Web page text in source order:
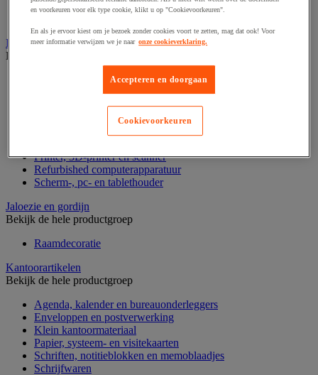
Geldkist
IT en multimedia
Bekijk de hele productgroep
Accessoires voor pc, laptop en tablet
Computeraansluiting
Printer, 3D-printer en scanner
Refurbished computerapparatuur
Scherm-, pc- en tablethouder
Jaloezie en gordijn
Bekijk de hele productgroep
Raamdecoratie
Kantoorartikelen
Bekijk de hele productgroep
Agenda, kalender en bureauonderleggers
Enveloppen en postverwerking
Klein kantoormateriaal
Papier, systeem- en visitekaarten
Schriften, notitieblokken en memoblaadjes
Schrijfwaren
en voorkeuren voor elk type cookie, klikt u op "Cookievoorkeuren".
En als je ervoor kiest om je bezoek zonder cookies voort te zetten, mag dat ook! Voor
meer informatie verwijzen we je naar onze cookieverklaring.
Accepteren en doorgaan
Cookievoorkeuren